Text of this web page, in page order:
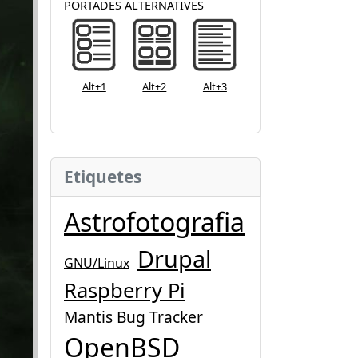
PORTADES ALTERNATIVES
Alt+1 Alt+2 Alt+3
Etiquetes
Astrofotografia
GNU/Linux Drupal
Raspberry Pi
Mantis Bug Tracker
OpenBSD